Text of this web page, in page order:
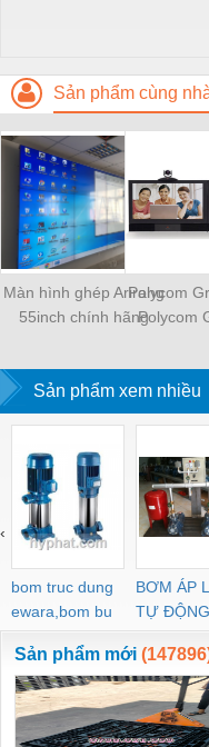
Sản phẩm cùng
Màn hình ghép Arirang
55inch chính hãng
Polycom
Polycom
Sản phẩm xem nhiều
bom truc dung
ewara,bom bu
ewara
BƠM ÁP
TỰ ĐỘNG
‹
Sản phẩm mới